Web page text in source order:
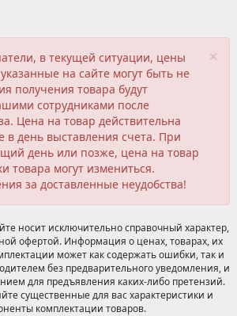
×
в текущей ситуации, цены
на сайте могут быть не
получения товара будут
сотрудниками после
Цена на товар действительна
в день выставления счета. При
день или позже, цена на товар
товара могут измениться.
за доставленные неудобства!
носит исключительно справочный характер,
офертой. Информация о ценах, товарах, их
может как содержать ошибки, так и
без предварительного уведомления, и
для предъявления каких-либо претензий.
существенные для вас характеристики и
комплектации товаров.